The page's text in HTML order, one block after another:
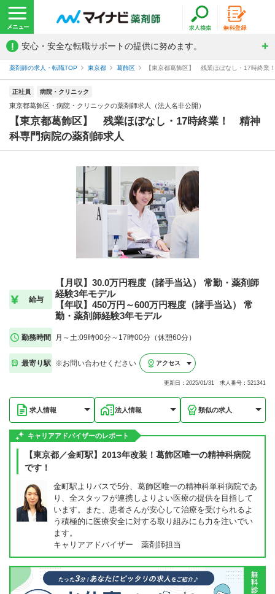
! 安心・安全な転職サポートの提供に努めます。
薬剤師の求人・転職TOP 東京都 葛飾区 【東京都葛飾区】 残業ほぼなし・17時終業
正社員 病院・クリニック
東京都葛飾区・病院・クリニックの薬剤師求人（法人名非公開）
【東京都葛飾区】 残業ほぼなし・17時終業！ 精神
科専門病院の薬剤師求人
給与
【月収】30.0万円程度（諸手当込） 常勤・薬剤師
経験3年モデル
【年収】450万円～600万円程度（諸手当込） 常
勤・薬剤師経験3年モデル
勤務時間 月～土:09時00分～17時00分（休憩60分）
最寄り駅 ※お問い合わせください アクセス
更新日：2025/01/31 求人番号：521341
求人情報 法人情報 類似の求人
キャリアアドバイザーのレポート
【東京都／金町駅】2013年改装！葛飾区唯一の精神科病院
です！
金町駅よりバスで5分、葛飾区唯一の精神科単科病院であ
り、全スタッフが連携しよりよい医療の提供を目指して
います。また、患者さんが安心して治療を受けられるよ
う積極的に医療安全に対する取り組みにも力を注いでい
ます。
キャリアアドバイザー 薬剤師担当